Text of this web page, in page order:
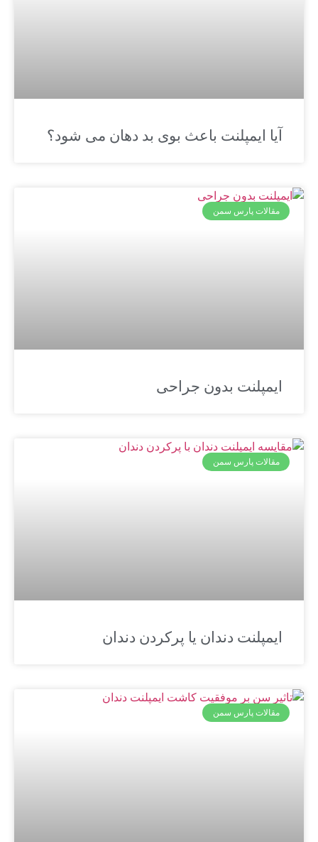
آیا ایمپلنت باعث بوی بد دهان می‌ شود؟
مقالات پارس سمن
ایمپلنت بدون جراحی
مقالات پارس سمن
ایمپلنت دندان یا پرکردن دندان
مقالات پارس سمن